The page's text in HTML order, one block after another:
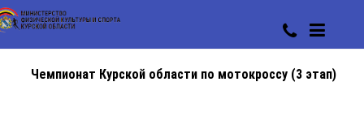
Чемпионат Курской области по мотокроссу (3 этап)